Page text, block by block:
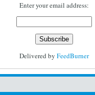
Enter your email address:
Delivered by FeedBurner